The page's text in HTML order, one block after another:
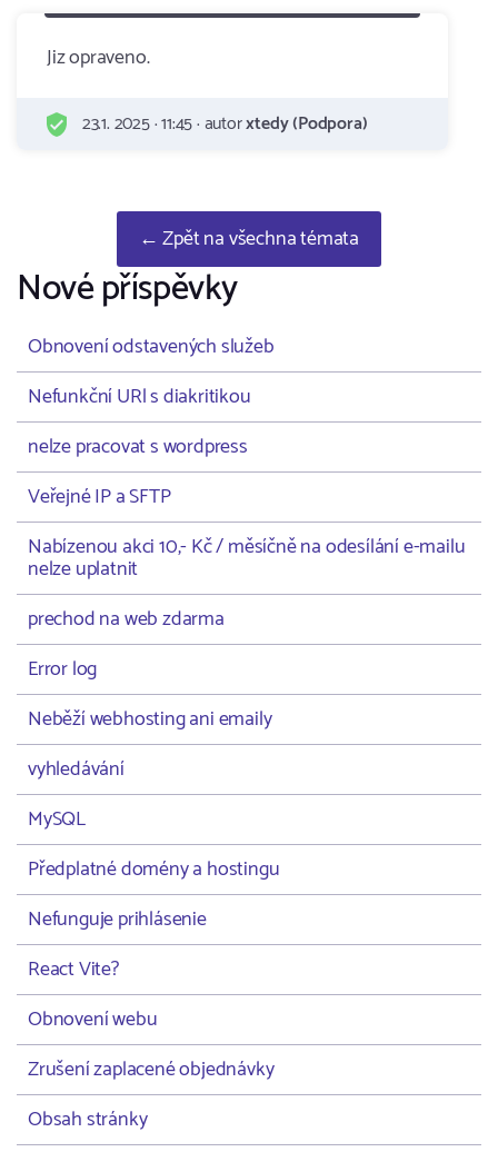
Jiz opraveno.
23.1. 2025 · 11:45 · autorxtedy (Podpora)
← Zpět na všechna témata
Nové příspěvky
Obnovení odstavených služeb
Nefunkční URl s diakritikou
nelze pracovat s wordpress
Veřejné IP a SFTP
Nabízenou akci 10,- Kč / měsíčně na odesílání e-mailu
nelze uplatnit
prechod na web zdarma
Error log
Neběží webhosting ani emaily
vyhledávání
MySQL
Předplatné domény a hostingu
Nefunguje prihlásenie
React Vite?
Obnovení webu
Zrušení zaplacené objednávky
Obsah stránky